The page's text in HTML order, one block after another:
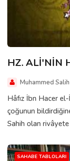
HZ. ALİ'NİN
Muhammed Salih
Hâfız İbn Hacer
çoğunun
Sahih olan
SAHABE TABLOLARI